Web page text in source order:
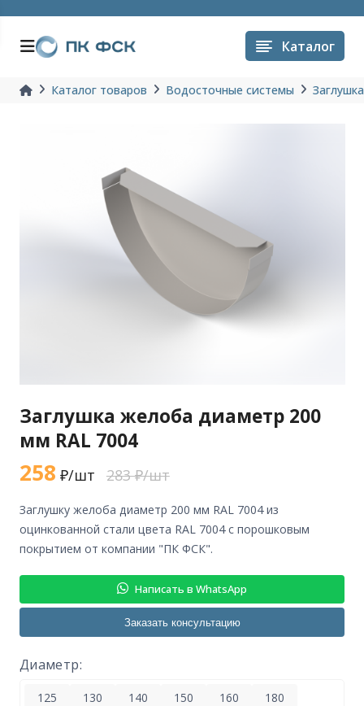
Каталог
Каталог товаров Водосточные системы
Заглушка желоба диаметр 200
мм RAL 7004
258 ₽/шт 283 ₽/шт
заглушку желоба диаметр 200 мм RAL 7004 из
оцинкованной стали цвета RAL 7004 с порошковым
покрытием от компании "ПК ФСК".
Написать в WhatsApp
Заказать консультацию
Диаметр:
125 130 140 150 160
180